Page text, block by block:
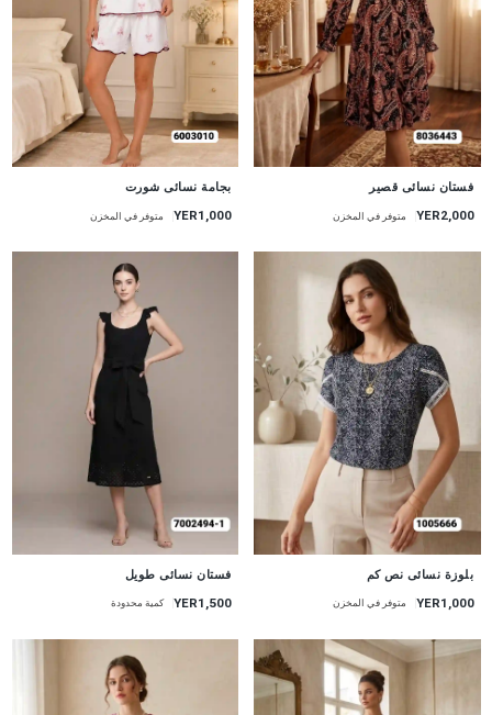
جديد
فستان نسائى قصير
YER2,000 متوفر في المخزن
بجامة نسائى شورت
YER1,000 متوفر في المخزن
بلوزة نسائى نص كم
YER1,000 متوفر في المخزن
فستان نسائى طويل
YER1,500 كمية محدودة